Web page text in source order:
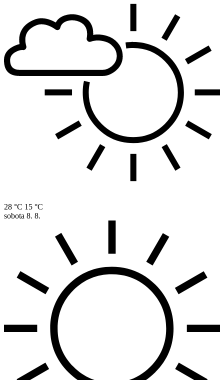
28 °C 15 °C
sobota 8. 8.